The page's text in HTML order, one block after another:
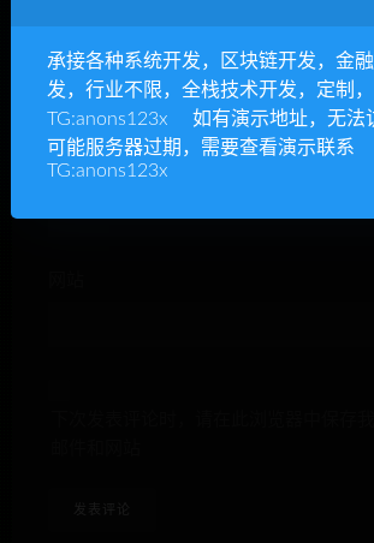
昵称*
E-mail*
承接各种系统开发，区块链开发，金
发，行业不限，全栈技术开发，定制
TG:anons123x 如有演示地址，无法
可能服务器过期，需要查看演示联系
TG:anons123x